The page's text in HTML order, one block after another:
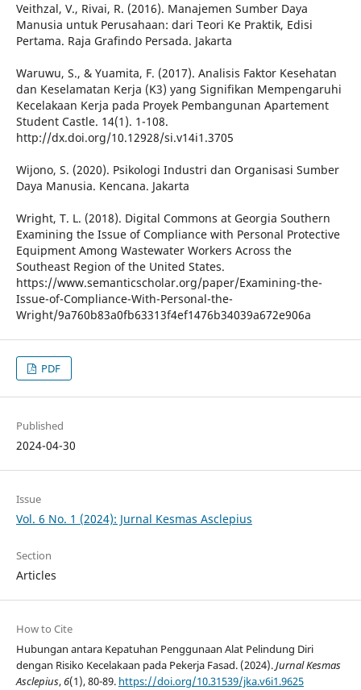
Veithzal, V., Rivai, R. (2016). Manajemen Sumber Daya
Manusia untuk Perusahaan: dari Teori Ke Praktik, Edisi
Pertama. Raja Grafindo Persada. Jakarta
Waruwu, S., & Yuamita, F. (2017). Analisis Faktor Kesehatan
dan Keselamatan Kerja (K3) yang Signifikan Mempengaruhi
Kecelakaan Kerja pada Proyek Pembangunan Apartement
Student Castle. 14(1). 1-108.
http://dx.doi.org/10.12928/si.v14i1.3705
Wijono, S. (2020). Psikologi Industri dan Organisasi Sumber
Daya Manusia. Kencana. Jakarta
Wright, T. L. (2018). Digital Commons at Georgia Southern
Examining the Issue of Compliance with Personal Protective
Equipment Among Wastewater Workers Across the
Southeast Region of the United States.
https://www.semanticscholar.org/paper/Examining-the-
Issue-of-Compliance-With-Personal-the-
Wright/9a760b83a0fb63313f4ef1476b34039a672e906a
PDF
Published
2024-04-30
Issue
Vol. 6 No. 1 (2024): Jurnal Kesmas Asclepius
Section
Articles
How to Cite
Hubungan antara Kepatuhan Penggunaan Alat Pelindung Diri
dengan Risiko Kecelakaan pada Pekerja Fasad. (2024).Jurnal Kesmas
Asclepius,6(1), 80-89. https://doi.org/10.31539/jka.v6i1.9625